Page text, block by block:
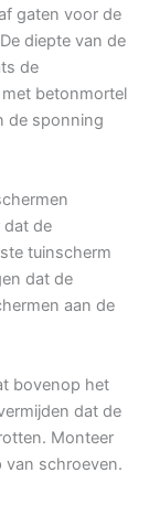
gaten voor de
diepte van de
de
betonmortel
de sponning
dat de
tuinscherm
dat de
aan de
bovenop het
dat de
Monteer
van schroeven.